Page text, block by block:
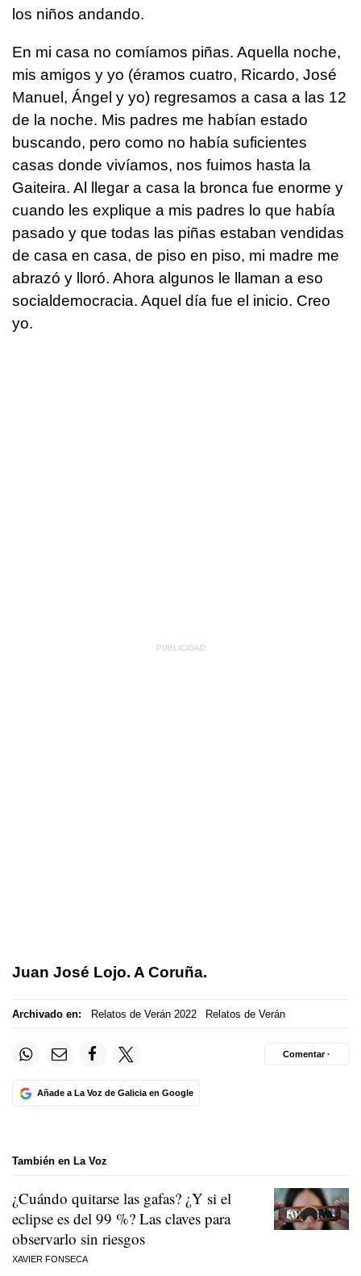
los niños andando.
En mi casa no comíamos piñas. Aquella noche,
mis amigos y yo (éramos cuatro, Ricardo, José
Manuel, Ángel y yo) regresamos a casa a las 12
de la noche. Mis padres me habían estado
buscando, pero como no había suficientes
casas donde vivíamos, nos fuimos hasta la
Gaiteira. Al llegar a casa la bronca fue enorme y
cuando les explique a mis padres lo que había
pasado y que todas las piñas estaban vendidas
de casa en casa, de piso en piso, mi madre me
abrazó y lloró. Ahora algunos le llaman a eso
socialdemocracia. Aquel día fue el inicio. Creo
yo.
Juan José Lojo. A Coruña.
Archivado en: Relatos de Verán 2022 Relatos de Verán
Añade a La Voz de Galicia en Google
Comentar ·
También en La Voz
¿Cuándo quitarse las gafas? ¿Y si el
eclipse es del 99 %? Las claves para
observarlo sin riesgos
XAVIER FONSECA